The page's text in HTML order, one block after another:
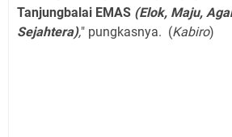
Tanjungbalai EMAS (Elok, Maju,
Sejahtera)," pungkasnya. (Kabiro)